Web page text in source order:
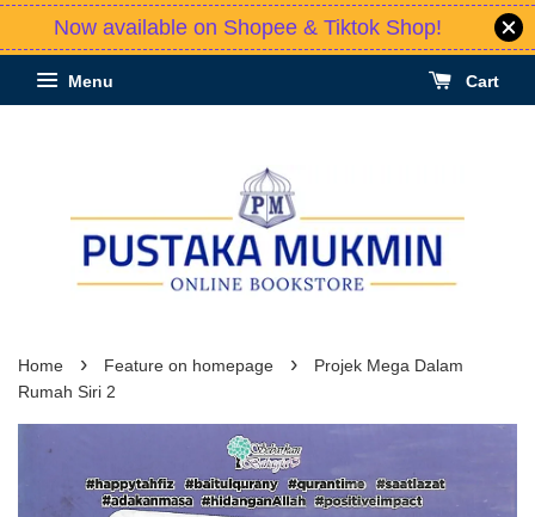
Now available on Shopee & Tiktok Shop!
Menu Cart
Home › Feature on homepage ›
Projek Mega Dalam
Rumah Siri 2